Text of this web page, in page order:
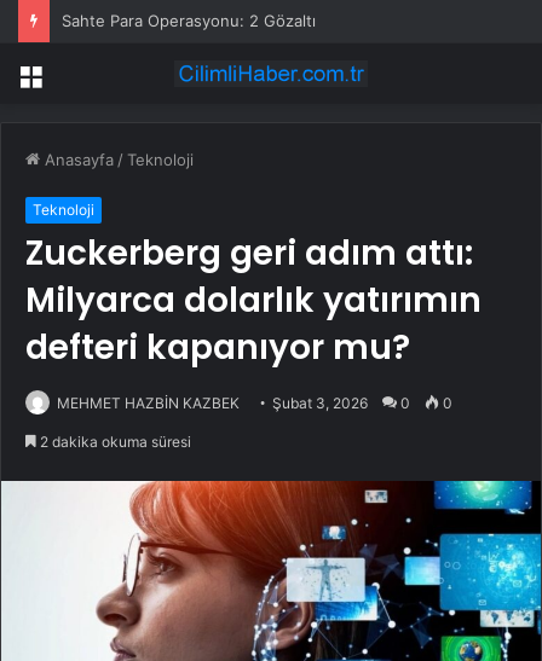
Sahte Para Operasyonu: 2 Gözaltı
Menü
Anasayfa /Teknoloji
Teknoloji
Zuckerberg geri adım attı:
Milyarca dolarlık yatırımın
defteri kapanıyor mu?
MEHMET HAZBİN KAZBEK Şubat 3, 2026 0 0
2 dakika okuma süresi